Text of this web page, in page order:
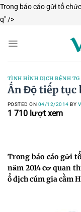
Trong báo cáo gửi tổ
q" />Skip
content
TÌNH HÌNH DỊCH BỆNH TG
Ấn Độ tiếp tục
POSTED ON 04/12/2014 BY
1 710 lượt xem
Trong báo cáo gửi
năm 2014 cơ quan
ổ dịch cúm gia cầm